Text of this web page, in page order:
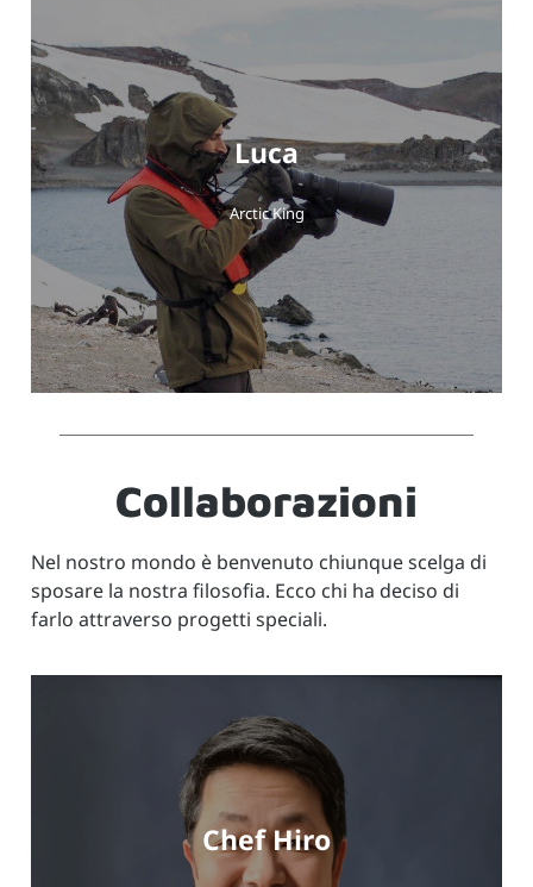
Luca
Arctic King
Collaborazioni
Nel nostro mondo è benvenuto chiunque scelga di
sposare la nostra filosofia. Ecco chi ha deciso di
farlo attraverso progetti speciali.
Chef Hiro